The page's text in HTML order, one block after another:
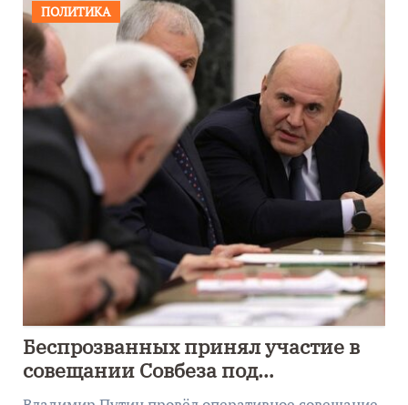
ПОЛИТИКА
Беспрозванных принял участие в
совещании Совбеза под
руководством Путина